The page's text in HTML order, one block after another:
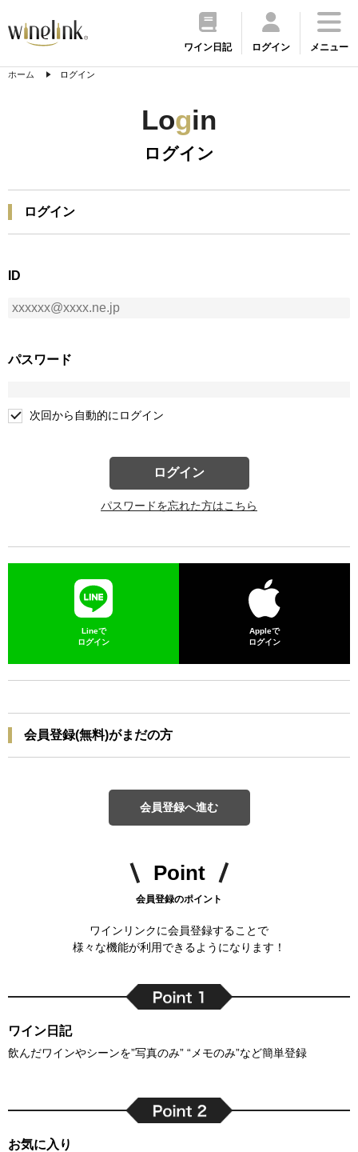
ワイン日記 ログイン メニュー
ホーム ログイン
Login
ログイン
ログイン
ID
パスワード
次回から自動的にログイン
ログイン
パスワードを忘れた方はこちら
Lineで
ログイン
Appleで
ログイン
会員登録(無料)がまだの方
会員登録へ進む
Point
会員登録のポイント
ワインリンクに会員登録することで
様々な機能が利用できるようになります！
ワイン日記
飲んだワインやシーンを”写真のみ” “メモのみ”など簡単登録
お気に入り